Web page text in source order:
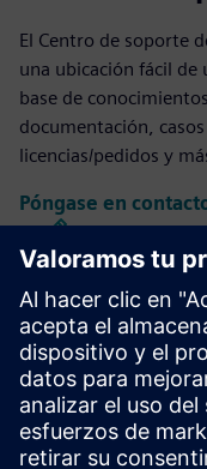
El Centro de soporte
una ubicación fácil de
base de
documentación,
licencias/pedidos y
Póngase en
Diseño y
El conjunto de
y optimización de IC
todos los nodos de
que minimiza el uso